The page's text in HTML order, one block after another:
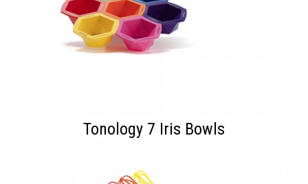
Tonology 7 Iris Bowls